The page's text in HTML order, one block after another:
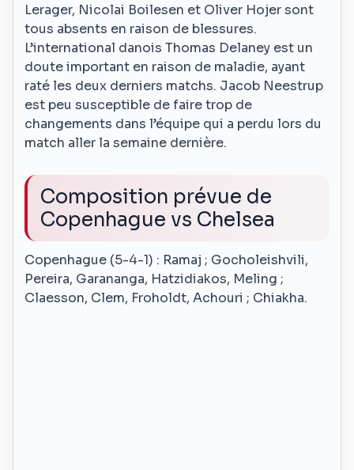
Lerager, Nicolai Boilesen et Oliver Hojer sont
tous absents en raison de blessures.
L’international danois Thomas Delaney est un
doute important en raison de maladie, ayant
raté les deux derniers matchs. Jacob Neestrup
est peu susceptible de faire trop de
changements dans l’équipe qui a perdu lors du
match aller la semaine dernière.
Composition prévue de
Copenhague vs Chelsea
Copenhague (5-4-1) : Ramaj ; Gocholeishvili,
Pereira, Garananga, Hatzidiakos, Meling ;
Claesson, Clem, Froholdt, Achouri ; Chiakha.